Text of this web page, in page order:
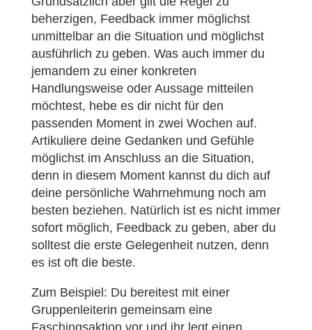
beherzigen, Feedback immer möglichst
unmittelbar an die Situation und möglichst
ausführlich zu geben. Was auch immer du
jemandem zu einer konkreten
Handlungsweise oder Aussage mitteilen
möchtest, hebe es dir nicht für den
passenden Moment in zwei Wochen auf.
Artikuliere deine Gedanken und Gefühle
möglichst im Anschluss an die Situation,
denn in diesem Moment kannst du dich auf
deine persönliche Wahrnehmung noch am
besten beziehen. Natürlich ist es nicht immer
sofort möglich, Feedback zu geben, aber du
solltest die erste Gelegenheit nutzen, denn
es ist oft die beste.
Zum Beispiel: Du bereitest mit einer
Gruppenleiterin gemeinsam eine